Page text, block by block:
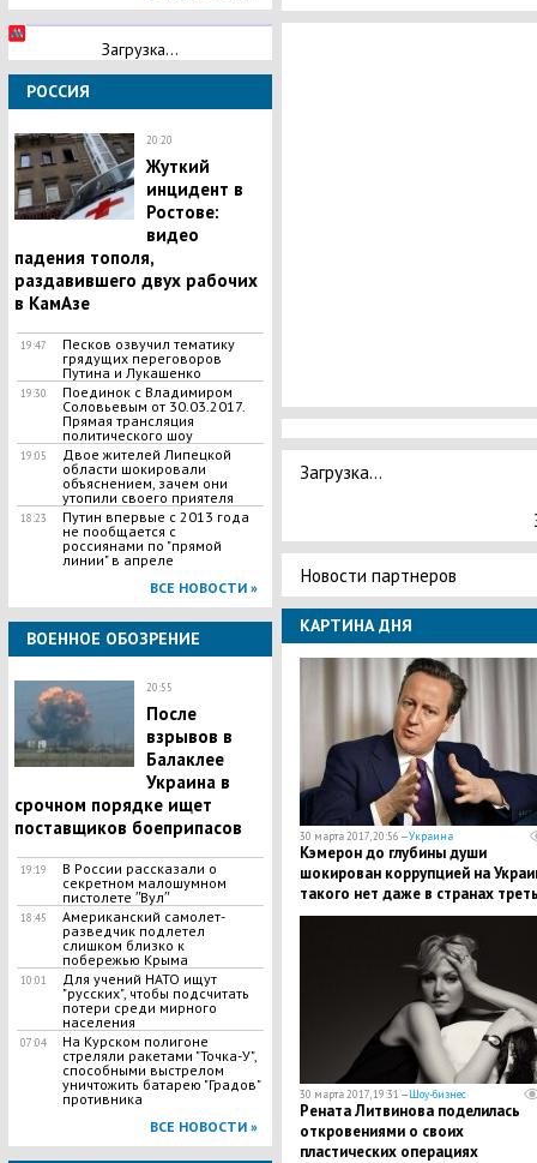
Загрузка...
РОССИЯ
20:20
​Жуткий
инцидент в
Ростове:
видео
падения тополя,
раздавившего двух рабочих
в КамАзе
19:47
Песков озвучил тематику
грядущих переговоров
Путина и Лукашенко
19:30
Поединок с Владимиром
Соловьевым от 30.03.2017.
Прямая трансляция
политического шоу
19:05
Двое жителей Липецкой
области шокировали
объяснением, зачем они
утопили своего приятеля
18:23
Путин впервые с 2013 года
не пообщается с
россиянами по "прямой
линии" в апреле
ВСЕ НОВОСТИ »
ВОЕННОЕ ОБОЗРЕНИЕ
20:55
После
взрывов в
Балаклее
Украина в
срочном порядке ищет
поставщиков боеприпасов
19:19
В России рассказали о
секретном малошумном
пистолете ʺВулʺ
18:45
Американский самолет-
разведчик подлетел
слишком близко к
побережью Крыма
10:01
Для учений НАТО ищут
"русских", чтобы подсчитать
потери среди мирного
населения
07:04
На Курском полигоне
стреляли ракетами "Точка-У",
способными выстрелом
уничтожить батарею "Градов"
противника
ВСЕ НОВОСТИ »
Загрузка...
Новости партнеров
КАРТИНА ДНЯ
30 марта 2017, 20:56 —Украина
Кэмерон до глубины души
шокирован коррупцией на
такого нет даже в странах
мира
30 марта 2017, 19:31 —Шоу-бизнес
Рената Литвинова поделилась
откровениями о своих
пластических операциях